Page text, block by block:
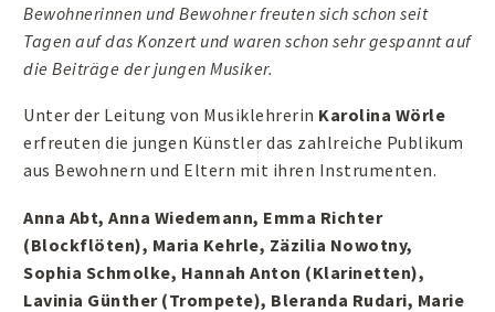
Bewohnerinnen und Bewohner freuten sich schon seit
Tagen auf das Konzert und waren schon sehr gespannt auf
die Beiträge der jungen Musiker.
Unter der Leitung von Musiklehrerin Karolina Wörle
erfreuten die jungen Künstler das zahlreiche Publikum
aus Bewohnern und Eltern mit ihren Instrumenten.
Anna Abt, Anna Wiedemann, Emma Richter
(Blockflöten), Maria Kehrle, Zäzilia Nowotny,
Sophia Schmolke, Hannah Anton (Klarinetten),
Lavinia Günther (Trompete), Bleranda Rudari, Marie